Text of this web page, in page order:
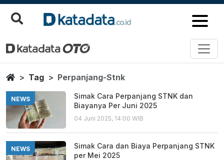
Perpanjang Stnk
Berita Terbaru
HomeTag Perpanjang-Stnk
NEWS
Simak Cara Perpanjang STNK dan
Biayanya Per Juni 2025
04 Juni 2025, 14:00 WIB
NEWS
Simak Cara dan Biaya Perpanjang STNK
per Mei 2025